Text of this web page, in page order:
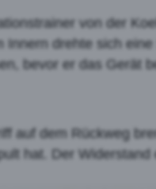
von der
drehte sich
bevor er das Gerät
auf dem Rückweg
hat. Der